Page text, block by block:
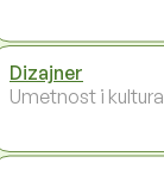
Dizajner
Umetnost i kultura